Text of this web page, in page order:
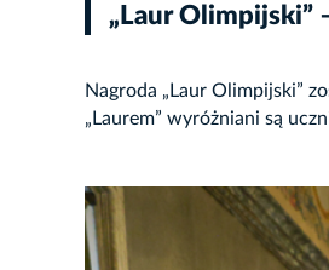
„Laur Olimpijski”
Nagroda „Laur Olimpijski”
„Laurem” wyróżniani są